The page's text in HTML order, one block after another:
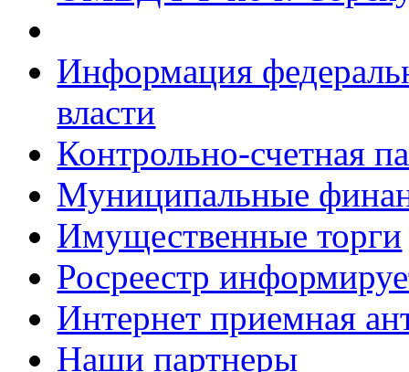
Информация
власти
Контрольно-счетная
Муниципальные
Имущественные торги
Росреестр
Интернет приемная
Наши партнеры